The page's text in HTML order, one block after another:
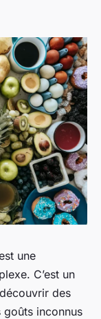
une
C’est un
des
goûts inconnus